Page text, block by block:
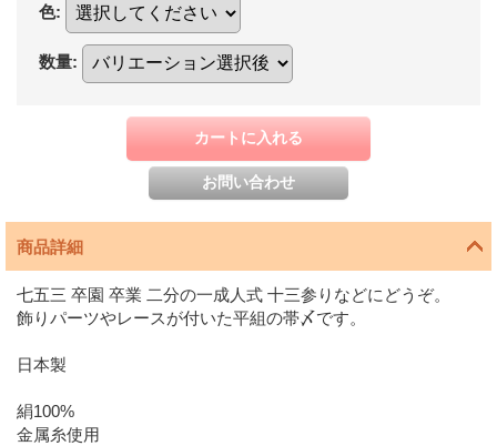
色:
数量:
商品詳細
七五三 卒園 卒業 二分の一成人式 十三参りなどにどうぞ。
飾りパーツやレースが付いた平組の帯〆です。
日本製
絹100%
金属糸使用